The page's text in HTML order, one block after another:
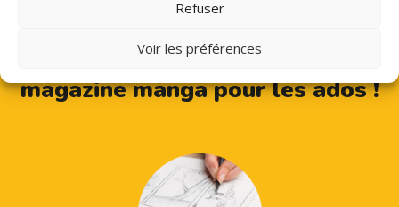
Refuser
Voir les préférences
Otaku Manga : le premier
magazine manga pour les ados !